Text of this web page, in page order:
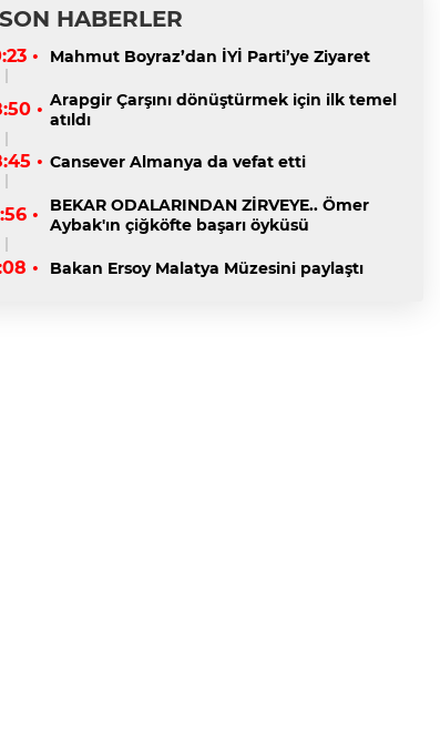
SON HABERLER
• Mahmut Boyraz’dan İYİ Parti’ye Ziyaret
• Arapgir Çarşını dönüştürmek için ilk temel
atıldı
• Cansever Almanya da vefat etti
•
BEKAR ODALARINDAN ZİRVEYE.. Ömer
Aybak'ın çiğköfte başarı öyküsü
• Bakan Ersoy Malatya Müzesini paylaştı